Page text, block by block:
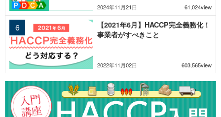
2024年11月21日 61,024view
2022年11月02日 603,565view
【2021年6月】HACCP完全義務化！
事業者がすべきこと